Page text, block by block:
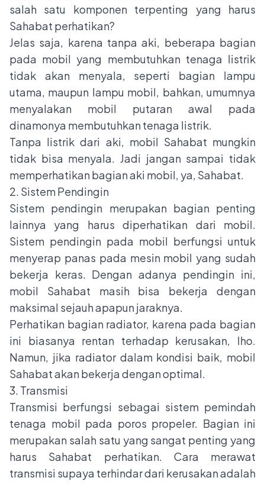
salah satu komponen terpenting yang harus
Sahabat perhatikan?
Jelas saja, karena tanpa aki, beberapa bagian
pada mobil yang membutuhkan tenaga listrik
tidak akan menyala, seperti bagian lampu
utama, maupun lampu mobil, bahkan, umumnya
menyalakan mobil putaran awal pada
dinamonya membutuhkan tenaga listrik.
Tanpa listrik dari aki, mobil Sahabat mungkin
tidak bisa menyala. Jadi jangan sampai tidak
memperhatikan bagian aki mobil, ya, Sahabat.
2. Sistem Pendingin
Sistem pendingin merupakan bagian penting
lainnya yang harus diperhatikan dari mobil.
Sistem pendingin pada mobil berfungsi untuk
menyerap panas pada mesin mobil yang sudah
bekerja keras. Dengan adanya pendingin ini,
mobil Sahabat masih bisa bekerja dengan
maksimal sejauh apapun jaraknya.
Perhatikan bagian radiator, karena pada bagian
ini biasanya rentan terhadap kerusakan, lho.
Namun, jika radiator dalam kondisi baik, mobil
Sahabat akan bekerja dengan optimal.
3. Transmisi
Transmisi berfungsi sebagai sistem pemindah
tenaga mobil pada poros propeler. Bagian ini
merupakan salah satu yang sangat penting yang
harus Sahabat perhatikan. Cara merawat
transmisi supaya terhindar dari kerusakan adalah